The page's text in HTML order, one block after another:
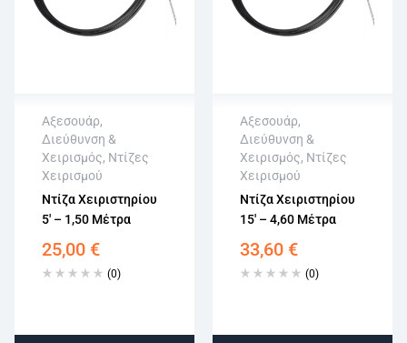
Αξεσουάρ,
Διεύθυνση &
Χειρισμός, Ντίζες
Χειρισμού
Ντίζα Χειριστηρίου
5′ – 1,50 Μέτρα
25,00 €
(0)
Άμεση αποστολή
Επιστροφή εντός
Αγορά χωρίς
εγγραφή
Αξεσουάρ,
Διεύθυνση &
Χειρισμός, Ντίζες
Χειρισμού
Ντίζα Χειριστηρίου
15′ – 4,60 Μέτρα
33,60 €
(0)
Άμεση αποστολή
Επιστροφή εντός
Αγορά χωρίς
εγγραφή